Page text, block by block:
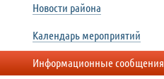
Новости района
Календарь мероприятий
Информационные сообщения